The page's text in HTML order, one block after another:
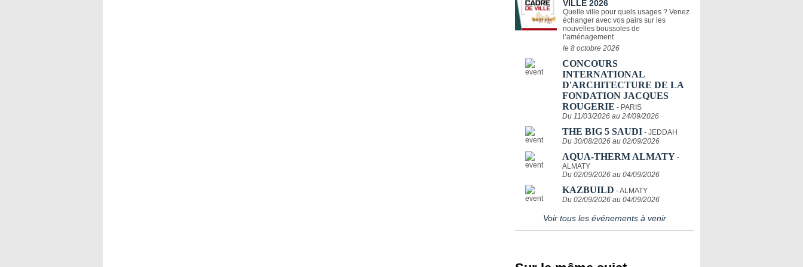
VILLE 2026
Quelle ville pour quels usages ? Venez
échanger avec vos pairs sur les
nouvelles boussoles de
l’aménagement
le 8 octobre 2026
CONCOURS
INTERNATIONAL
D'ARCHITECTURE DE LA
FONDATION JACQUES
ROUGERIE - PARIS
Du 11/03/2026 au 24/09/2026
THE BIG 5 SAUDI - JEDDAH
Du 30/08/2026 au 02/09/2026
AQUA-THERM ALMATY -
ALMATY
Du 02/09/2026 au 04/09/2026
KAZBUILD - ALMATY
Du 02/09/2026 au 04/09/2026
Voir tous les événements à venir